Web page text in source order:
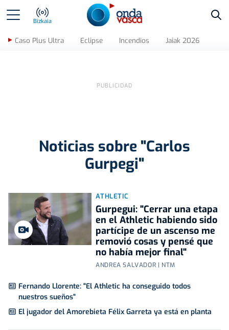
Bizkaia
Caso Plus Ultra Eclipse Incendios Jaiak 2026
Noticias sobre "Carlos
Gurpegi"
ATHLETIC
Gurpegui: "Cerrar una etapa
en el Athletic habiendo sido
partícipe de un ascenso me
removió cosas y pensé que
no había mejor final"
ANDREA SALVADOR | NTM
Fernando Llorente: "El Athletic ha conseguido todos
nuestros sueños"
El jugador del Amorebieta Félix Garreta ya está en planta